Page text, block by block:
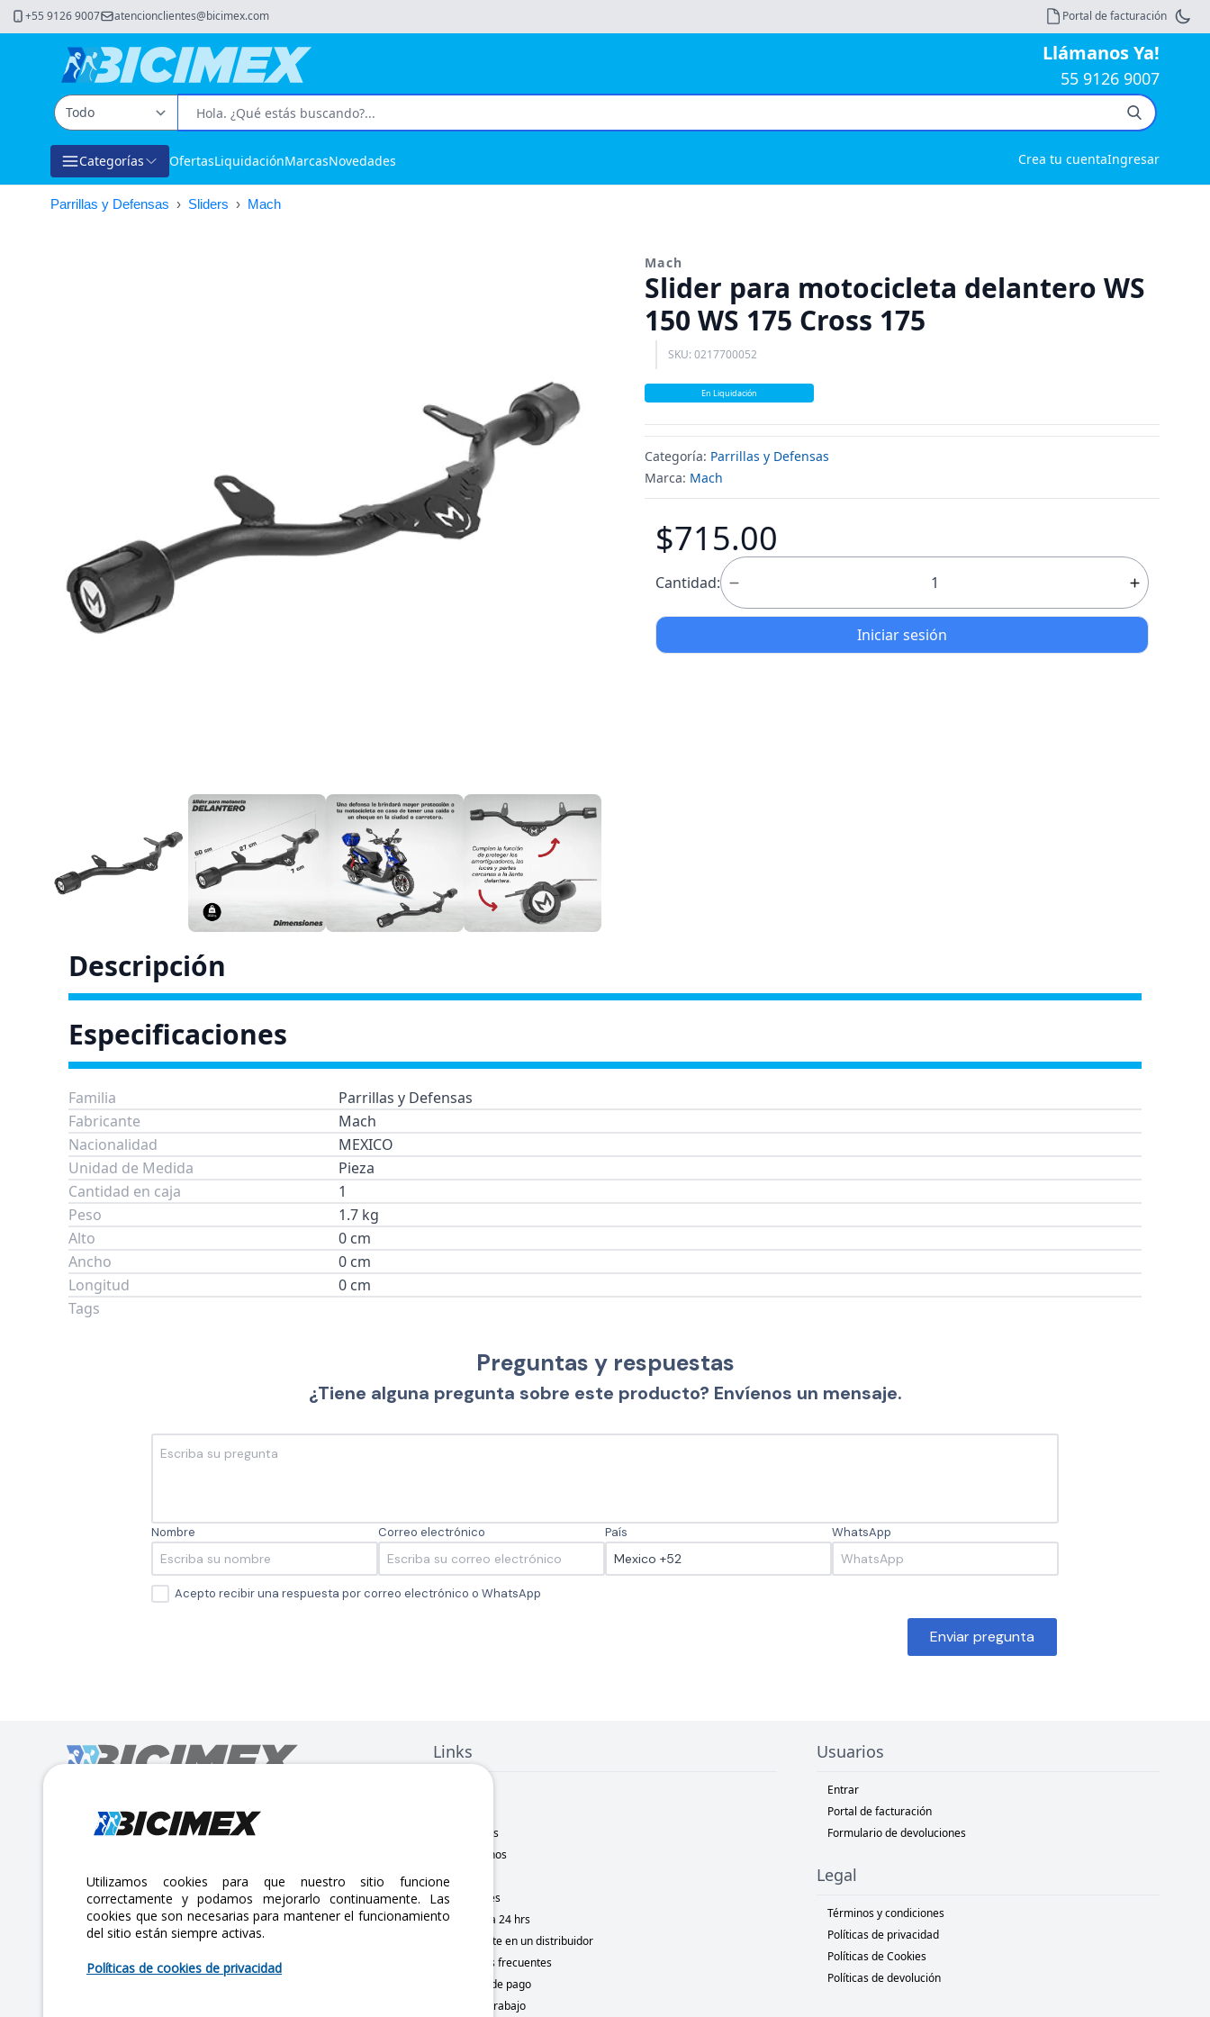
+55 9126 9007 atencionclientes@bicimex.com Portal de facturación
Llámanos Ya!
55 9126 9007
Categorías OfertasLiquidaciónMarcasNovedades Crea tu cuentaIngresar
Parrillas y Defensas › Sliders › Mach
Mach
Slider para motocicleta delantero WS
150 WS 175 Cross 175
SKU: 0217700052
En Liquidación
Categoría: Parrillas y Defensas
Marca: Mach
$715.00
Cantidad:
Iniciar sesión
Descripción
Especificaciones
Familia
Parrillas y Defensas
Fabricante
Mach
Nacionalidad
MEXICO
Unidad de Medida
Pieza
Cantidad en caja
1
Peso
1.7 kg
Alto
0 cm
Ancho
0 cm
Longitud
0 cm
Tags
Preguntas y respuestas
¿Tiene alguna pregunta sobre este producto? Envíenos un mensaje.
Nombre Correo electrónico País WhatsApp
Acepto recibir una respuesta por correo electrónico o WhatsApp
Enviar pregunta
Calle Lago Müritz No. 30 Col. Mariano Escobedo,
atencionclientes@bicimex.com
+ 55 9126 9007
Links
Sucursales
Contáctanos
Marcas
Novedades
Motometa 24 hrs
Conviértete en un distribuidor
Preguntas frecuentes
Métodos de pago
Bolsa de trabajo
Usuarios
Entrar
Portal de facturación
Formulario de devoluciones
Legal
Términos y condiciones
Políticas de privacidad
Políticas de Cookies
Políticas de devolución
Utilizamos cookies para que nuestro sitio funcione
correctamente y podamos mejorarlo continuamente. Las
cookies que son necesarias para mantener el funcionamiento
del sitio están siempre activas.
Políticas de cookies de privacidad